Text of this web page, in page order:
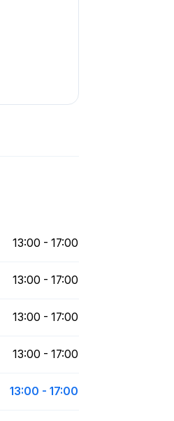
13:00 - 17:00
13:00 - 17:00
13:00 - 17:00
13:00 - 17:00
13:00 - 17:00